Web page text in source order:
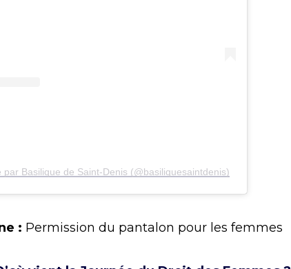
Basilique de Saint-Denis (@basiliquesaintdenis)
: Permission du pantalon pour les femmes